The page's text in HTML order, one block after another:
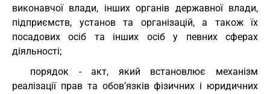
виконавчої влади, інших органів державної влади,
підприємств, установ та організацій, а також їх
посадових осіб та інших осіб у певних сферах
діяльності;
порядок - акт, який встановлює механізм
реалізації прав та обов’язків фізичних і юридичних